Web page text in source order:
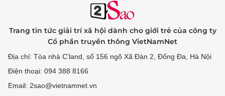
Trang tin tức giải trí xã hội dành cho giới trẻ của công ty
Cổ phần truyền thông VietNamNet
Địa chỉ: Tòa nhà C’land, số 156 ngõ Xã Đàn 2, Đống Đa, Hà Nội
Điện thoại: 094 388 8166
Email: 2sao@vietnamnet.vn